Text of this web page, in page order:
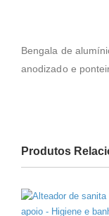
Bengala de
anodizado e
Produtos